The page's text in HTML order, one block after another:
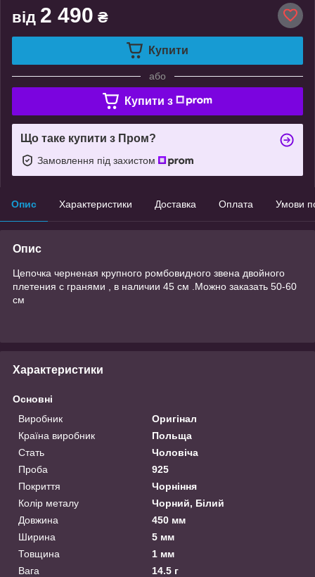
від 2 490 ₴
Купити
або
Купити з
Що таке купити з Пром?
Замовлення під захистом
Опис Характеристики Доставка Оплата Умови
Опис
Цепочка черненая крупного ромбовидного звена двойного
плетения с гранями , в наличии 45 см .Можно заказать 50-60
см
Характеристики
Основні
Виробник
Оригінал
Країна виробник
Польща
Стать
Чоловіча
Проба
925
Покриття
Чорніння
Колір металу
Чорний, Білий
Довжина
450 мм
Ширина
5 мм
Товщина
1 мм
Вага
14.5 г